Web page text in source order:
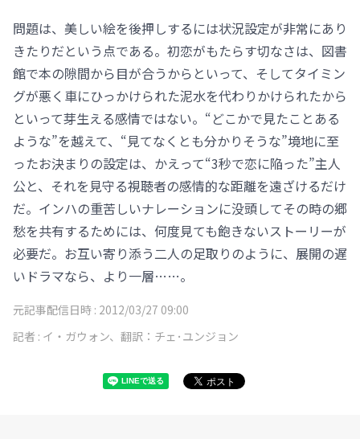
問題は、美しい絵を後押しするには状況設定が非常にあり
きたりだという点である。初恋がもたらす切なさは、図書
館で本の隙間から目が合うからといって、そしてタイミン
グが悪く車にひっかけられた泥水を代わりかけられたから
といって芽生える感情ではない。“どこかで見たことある
ような”を越えて、“見てなくとも分かりそうな”境地に至
ったお決まりの設定は、かえって“3秒で恋に陥った”主人
公と、それを見守る視聴者の感情的な距離を遠ざけるだけ
だ。インハの重苦しいナレーションに没頭してその時の郷
愁を共有するためには、何度見ても飽きないストーリーが
必要だ。お互い寄り添う二人の足取りのように、展開の遅
いドラマなら、より一層……。
元記事配信日時 : 2012/03/27 09:00
記者 : イ・ガウォン、翻訳：チェ･ユンジョン